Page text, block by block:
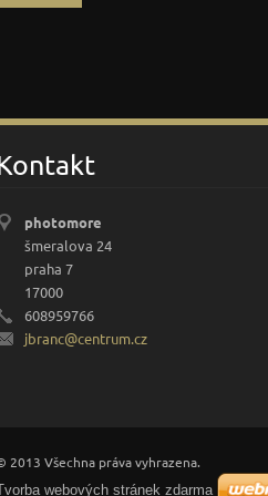
photomore
šmeralova 24
praha 7
17000
608959766
jbranc@centrum.cz
2013 Všechna práva vyhrazena.
webových stránek zdarma